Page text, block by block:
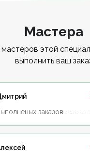
Мастера
мастеров этой
выполнить ваш
заказов